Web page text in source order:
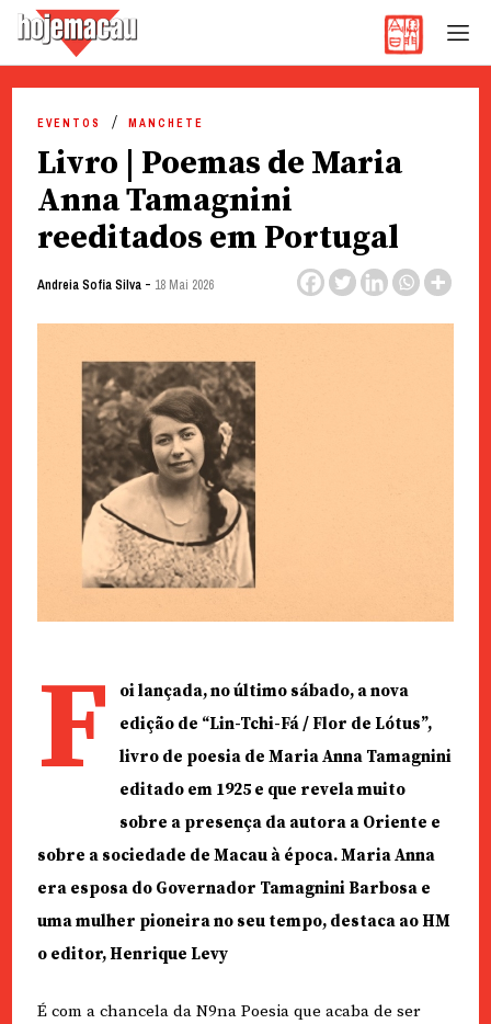
content
EVENTOS MANCHETE
Livro | Poemas de Maria
Anna Tamagnini
reeditados em Portugal
Andreia Sofia Silva- 18 Mai 2026
F
oi lançada, no último sábado, a nova
edição de “Lin-Tchi-Fá / Flor de Lótus”,
livro de poesia de Maria Anna Tamagnini
editado em 1925 e que revela muito
sobre a presença da autora a Oriente e
sobre a sociedade de Macau à época. Maria Anna
era esposa do Governador Tamagnini Barbosa e
uma mulher pioneira no seu tempo, destaca ao HM
o editor, Henrique Levy
É com a chancela da N9na Poesia que acaba de ser